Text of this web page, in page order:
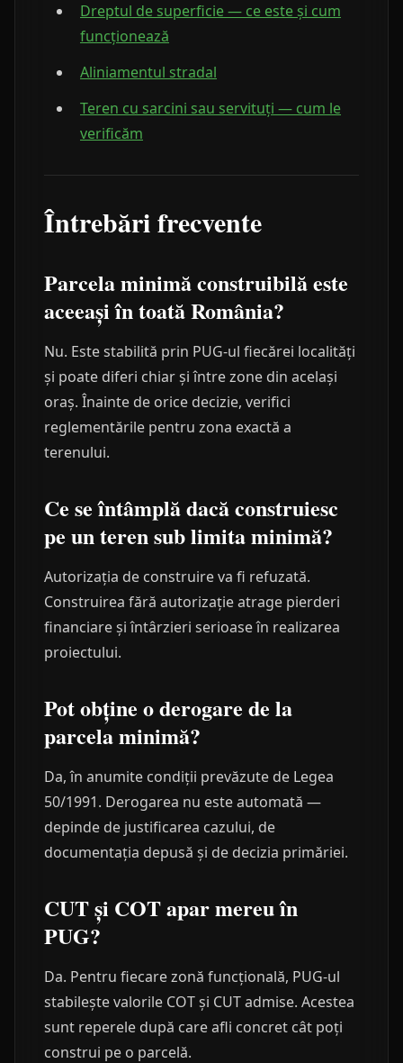
Dreptul de superficie — ce este și cum
funcționează
Aliniamentul stradal
Teren cu sarcini sau servituți — cum le
verificăm
Întrebări frecvente
Parcela minimă construibilă este
aceeași în toată România?
Nu. Este stabilită prin PUG-ul fiecărei localități
și poate diferi chiar și între zone din același
oraș. Înainte de orice decizie, verifici
reglementările pentru zona exactă a
terenului.
Ce se întâmplă dacă construiesc
pe un teren sub limita minimă?
Autorizația de construire va fi refuzată.
Construirea fără autorizație atrage pierderi
financiare și întârzieri serioase în realizarea
proiectului.
Pot obține o derogare de la
parcela minimă?
Da, în anumite condiții prevăzute de Legea
50/1991. Derogarea nu este automată —
depinde de justificarea cazului, de
documentația depusă și de decizia primăriei.
CUT și COT apar mereu în
PUG?
Da. Pentru fiecare zonă funcțională, PUG-ul
stabilește valorile COT și CUT admise. Acestea
sunt reperele după care afli concret cât poți
construi pe o parcelă.